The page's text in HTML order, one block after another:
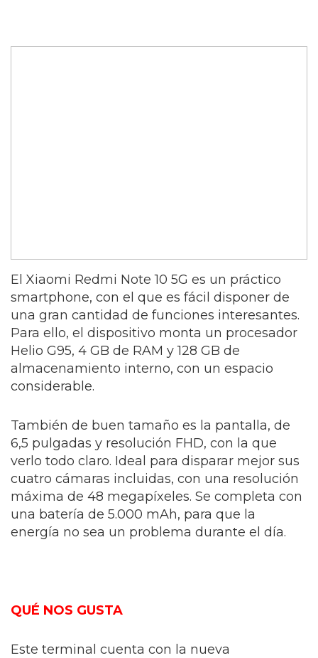
El Xiaomi Redmi Note 10 5G es un práctico
smartphone, con el que es fácil disponer de
una gran cantidad de funciones interesantes.
Para ello, el dispositivo monta un procesador
Helio G95, 4 GB de RAM y 128 GB de
almacenamiento interno, con un espacio
considerable.
También de buen tamaño es la pantalla, de
6,5 pulgadas y resolución FHD, con la que
verlo todo claro. Ideal para disparar mejor sus
cuatro cámaras incluidas, con una resolución
máxima de 48 megapíxeles. Se completa con
una batería de 5.000 mAh, para que la
energía no sea un problema durante el día.
QUÉ NOS GUSTA
Este terminal cuenta con la nueva